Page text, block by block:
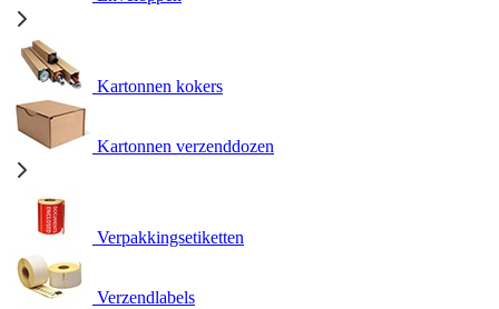
Kartonnen kokers
Kartonnen verzenddozen
Verpakkingsetiketten
Verzendlabels